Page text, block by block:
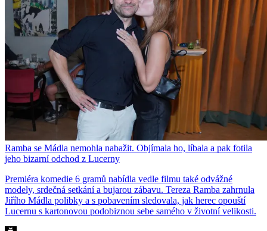
Ramba se Mádla nemohla nabažit. Objímala ho, líbala a pak fotila
jeho bizarní odchod z Lucerny
Premiéra komedie 6 gramů nabídla vedle filmu také odvážné
modely, srdečná setkání a bujarou zábavu. Tereza Ramba zahrnula
Jiřího Mádla polibky a s pobavením sledovala, jak herec opouští
Lucernu s kartonovou podobiznou sebe samého v životní velikosti.